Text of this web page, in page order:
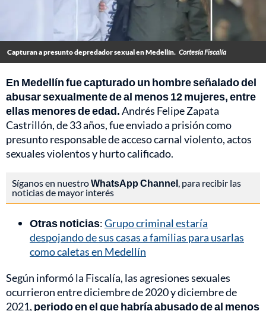
Capturan a presunto depredador sexual en Medellín. Cortesía Fiscalía
En Medellín fue capturado un hombre señalado del
abusar sexualmente de al menos 12 mujeres, entre
ellas menores de edad.Andrés Felipe Zapata
Castrillón, de 33 años, fue enviado a prisión como
presunto responsable de acceso carnal violento, actos
sexuales violentos y hurto calificado.
Síganos en nuestroWhatsApp Channel, para recibir las
noticias de mayor interés
Otras noticias:Grupo criminal estaría
despojando de sus casas a familias para usarlas
como caletas en Medellín
Según informó la Fiscalía, las agresiones sexuales
ocurrieron entre diciembre de 2020 y diciembre de
2021, periodo en el que habría abusado de al menos